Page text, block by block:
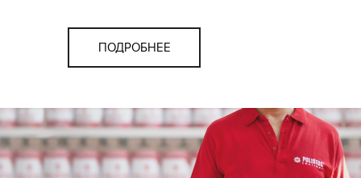
ПОДРОБНЕЕ